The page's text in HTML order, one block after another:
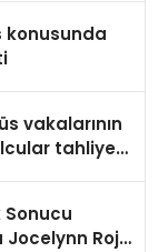
konusunda
vakalarının
tahliye
Sonucu
Jocelynn Rojo